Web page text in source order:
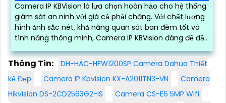
Camera IP KBVision là lựa chọn hoàn hảo cho hệ thống
giám sát an ninh với giá cả phải chăng. Với chất lượng
hình ảnh sắc nét, khả năng quan sát ban đêm tốt và
tính năng thông minh, Camera IP KBVision đáng để đầu
Thông Tin:
DH-HAC-HFW1200SP Camera Dahua Thiết
kế Đẹp
Camera IP Kbvision KX-A2011TN3-VN
Camera
Hikvision DS-2CD2563G2-IS
Camera CS-E6 5MP Wifi